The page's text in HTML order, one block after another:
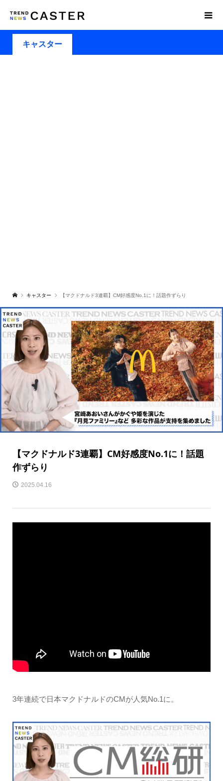
キャスター
キャスター 【マクドナルド3連覇】CM好感度No.1に！話題作ずらり
【マクドナルド3連覇】CM好感度No.1に！話題
作ずらり
2025.04.16
3年連続で日本マクドナルドのCMが人気No.1に。